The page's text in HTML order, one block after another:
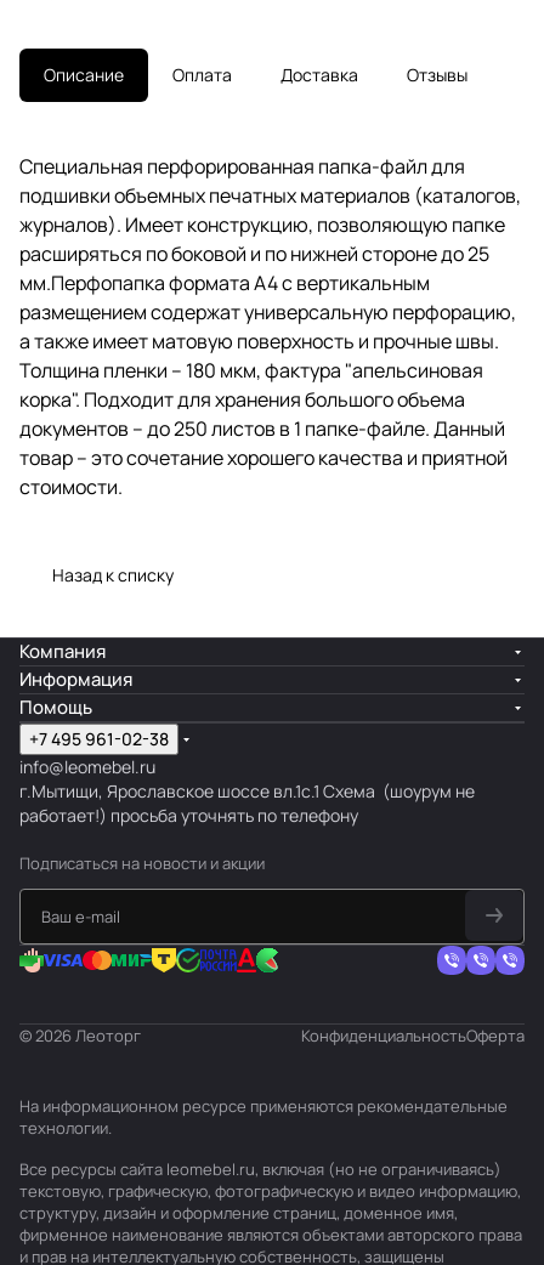
мм.Перфопапка формата А4 с
вертикальным размещением
содержат универсальную
швы. Толщина пленки – 180 мкм,
фактура "апельсиновая корка".
Подходит для хранения
большого объема документов –
до 250 листов в 1 папке-файле.
Данный товар – это сочетание
хорошего качества и приятной
стоимости.
Описание Оплата Доставка Отзывы
Специальная перфорированная папка-файл для
подшивки объемных печатных материалов (каталогов,
журналов). Имеет конструкцию, позволяющую папке
расширяться по боковой и по нижней стороне до 25
мм.Перфопапка формата А4 с вертикальным
размещением содержат универсальную перфорацию,
а также имеет матовую поверхность и прочные швы.
Толщина пленки – 180 мкм, фактура "апельсиновая
корка". Подходит для хранения большого объема
документов – до 250 листов в 1 папке-файле. Данный
товар – это сочетание хорошего качества и приятной
стоимости.
Назад к списку
Компания
Информация
Помощь
+7 495 961-02-38
info@leomebel.ru
г.Мытищи, Ярославское шоссе вл.1с.1 Схема (шоурум не
работает!) просьба уточнять по телефону
Подписаться на новости и акции
© 2026 Леоторг КонфиденциальностьОферта
На информационном ресурсе применяются рекомендательные
технологии.
Все ресурсы сайта leomebel.ru, включая (но не ограничиваясь)
текстовую, графическую, фотографическую и видео информацию,
структуру, дизайн и оформление страниц, доменное имя,
фирменное наименование являются объектами авторского права
и прав на интеллектуальную собственность, защищены